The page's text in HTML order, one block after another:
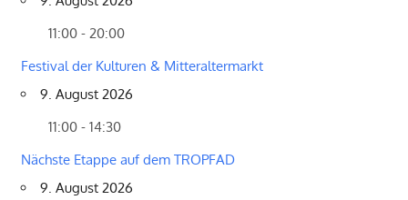
11:00 - 20:00
Festival der Kulturen & Mitteraltermarkt
9. August 2026
11:00 - 14:30
Nächste Etappe auf dem TROPFAD
9. August 2026